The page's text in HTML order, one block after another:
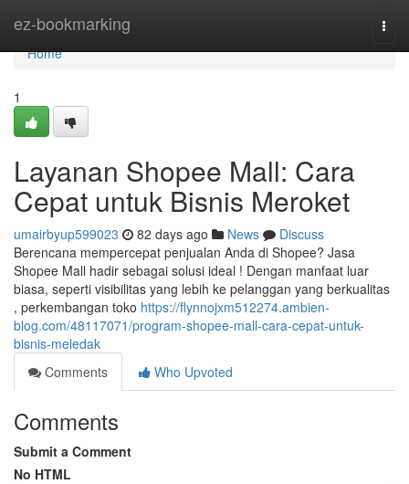
ez-bookmarking
Home
Home
1
Layanan Shopee Mall: Cara
Cepat untuk Bisnis Meroket
umairbyup599023 82 days ago News
Discuss
Berencana mempercepat penjualan Anda di Shopee? Jasa
Shopee Mall hadir sebagai solusi ideal ! Dengan manfaat luar
biasa, seperti visibilitas yang lebih ke pelanggan yang berkualitas
, perkembangan toko https://flynnojxm512274.ambien-
blog.com/48117071/program-shopee-mall-cara-cepat-untuk-
bisnis-meledak
Comments
Who Upvoted
Comments
Submit a Comment
No HTML